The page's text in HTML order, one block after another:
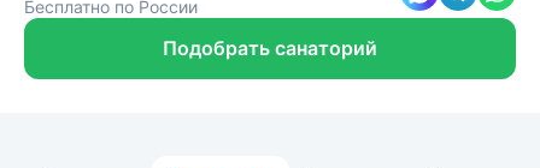
Бесплатно по России
Подобрать санаторий